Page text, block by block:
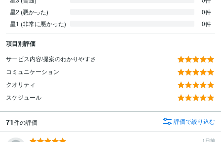
星2 (悪かった)
0件
星1 (非常に悪かった)
0件
項目別評価
サービス内容/提案のわかりやすさ
コミュニケーション
クオリティ
スケジュール
71件の評価 評価で絞り込む
1日前